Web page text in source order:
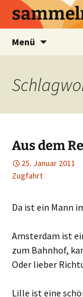
Menü
Aus dem
25. Januar 2011
Zugfahrt
Da ist ein Mann
Amsterdam ist
zum Bahnhof,
Oder lieber
Lille ist eine